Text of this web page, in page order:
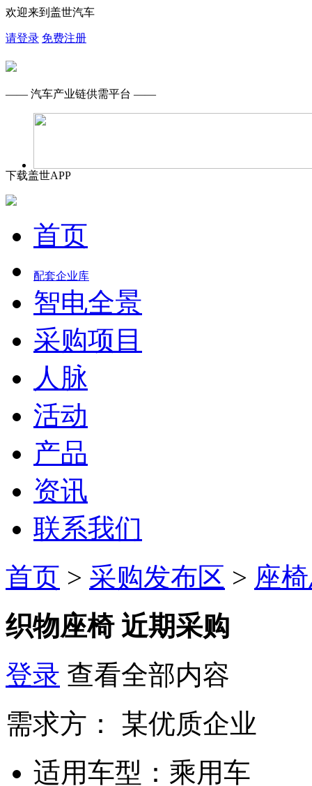
欢迎来到盖世汽车
请登录 免费注册
—— 汽车产业链供需平台 ——
下载盖世APP
首页
配套企业库
智电全景
采购项目
人脉
活动
产品
资讯
联系我们
首页 > 采购发布区 > 座
织物座椅 近期采购
登录 查看全部内容
需求方：
某优质企业
适用车型： 乘用车